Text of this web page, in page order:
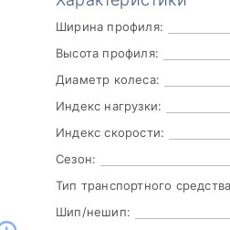
Ширина профиля:
Высота профиля:
Диаметр колеса:
Индекс нагрузки:
Индекс скорости:
Сезон:
Тип транспортного
Шип/нешип: